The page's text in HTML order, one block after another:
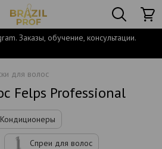
Заказы, обучение, консультации.
для волос
Felps Professional
Кондиционеры
Спреи для волос